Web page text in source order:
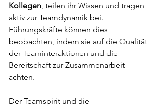
Kollegen , teilen ihr Wissen und tragen
aktiv zur Teamdynamik bei.
Führungskräfte können dies
beobachten, indem sie auf die Qualität
der Teaminteraktionen und die
Bereitschaft zur Zusammenarbeit
achten.
Der Teamspirit und die